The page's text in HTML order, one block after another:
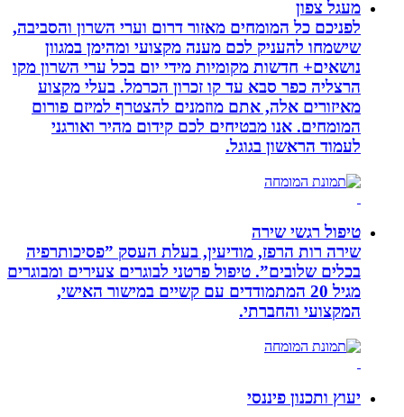
מעגל צפון
לפניכם כל המומחים מאזור דרום וערי השרון והסביבה,
שישמחו להעניק לכם מענה מקצועי ומהימן במגוון
נושאים+ חדשות מקומיות מידי יום בכל ערי השרון מקו
הרצליה כפר סבא עד קו זכרון הכרמל. בעלי מקצוע
מאיזורים אלה, אתם מוזמנים להצטרף למיזם פורום
המומחים. אנו מבטיחים לכם קידום מהיר ואורגני
לעמוד הראשון בגוגל.
טיפול רגשי שירה
שירה רות הרפז, מודיעין, בעלת העסק ”פסיכותרפיה
בכלים שלובים”. טיפול פרטני לבוגרים צעירים ומבוגרים
מגיל 20 המתמודדים עם קשיים במישור האישי,
המקצועי והחברתי.
יעוץ ותכנון פיננסי